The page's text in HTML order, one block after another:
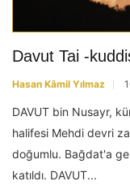
Davut Tai -
Hasan Kâmil Yılmaz
DAVUT bin Nusayr,
halifesi Mehdi devri
doğumlu. Bağdat'a
katıldı. DAVUT...